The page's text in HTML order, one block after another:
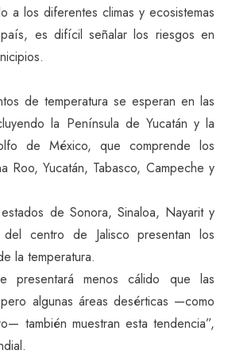
a los diferentes climas y ecosistemas
es difícil señalar los riesgos en
de temperatura se esperan en las
la Península de Yucatán y la
de México, que comprende los
Roo, Yucatán, Tabasco, Campeche y
de Sonora, Sinaloa, Nayarit y
del centro de Jalisco presentan los
la temperatura.
presentará menos cálido que las
algunas áreas desérticas —como
también muestran esta tendencia”,